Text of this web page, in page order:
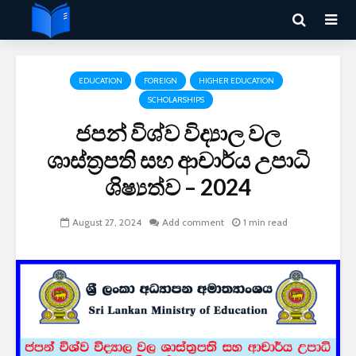
EDUCATION FOREIGN
HIGHER EDUCATION
SCHOLARSHIPS
ජපන් විශ්ව විද්‍යාල වල
ශාස්ත්‍රපති සහ ආචාර්ය උපාධි
ශිෂ්‍යත්ව – 2024
August 27, 2024 Add comment 1 min read